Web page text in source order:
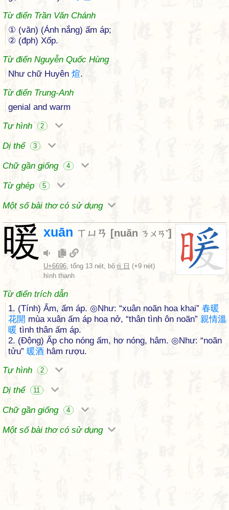
Từ điển Trần Văn Chánh
① (văn) (Ánh nắng) ấm áp;
② (đph) Xốp.
Từ điển Nguyễn Quốc Hùng
Như chữ Huyên 煊.
Từ điển Trung-Anh
genial and warm
Tự hình
2
Dị thể 3
Chữ gần giống 4
Từ ghép 5
Một số bài thơ có sử dụng
暖 xuān ㄒㄩㄢ [nuǎn ㄋㄨㄢˇ]
U+6696, tổng 13 nét, bộ rì 日 (+9 nét)
hình thanh
Từ điển trích dẫn
1. (Tính) Ấm, ấm áp. ◎Như: “xuân noãn hoa khai” 春暖
花開 mùa xuân ấm áp hoa nở, “thân tình ôn noãn” 親情溫
暖 tình thân ấm áp.
2. (Động) Ấp cho nóng ấm, hơ nóng, hâm. ◎Như: “noãn
tửu” 暖酒 hâm rượu.
Tự hình
2
Dị thể 11
Chữ gần giống 4
Một số bài thơ có sử dụng